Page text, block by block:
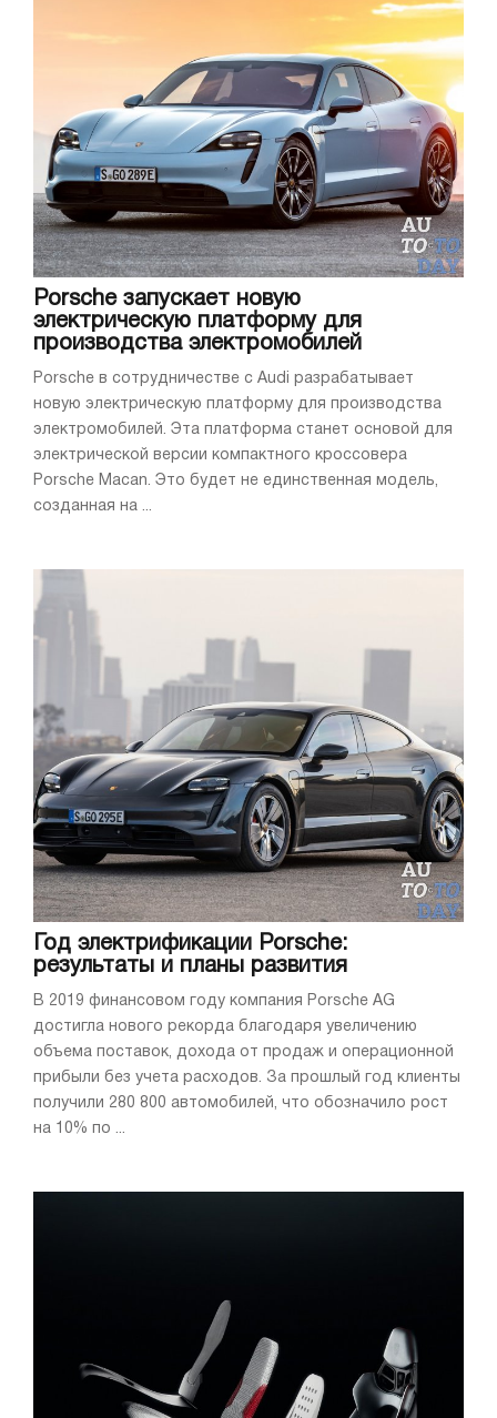
Porsche запускает новую
электрическую платформу для
производства электромобилей
Porsche в сотрудничестве с Audi разрабатывает
новую электрическую платформу для производства
электромобилей. Эта платформа станет основой для
электрической версии компактного кроссовера
Porsche Macan. Это будет не единственная модель,
созданная на ...
Год электрификации Porsche:
результаты и планы развития
В 2019 финансовом году компания Porsche AG
достигла нового рекорда благодаря увеличению
объема поставок, дохода от продаж и операционной
прибыли без учета расходов. За прошлый год клиенты
получили 280 800 автомобилей, что обозначило рост
на 10% по ...